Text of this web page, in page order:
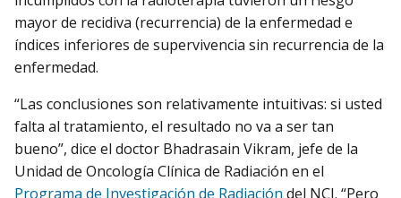
mayor de recidiva (recurrencia) de la enfermedad e
índices inferiores de supervivencia sin recurrencia de la
enfermedad.
“Las conclusiones son relativamente intuitivas: si usted
falta al tratamiento, el resultado no va a ser tan
bueno”, dice el doctor Bhadrasain Vikram, jefe de la
Unidad de Oncología Clínica de Radiación en el
Programa de Investigación de Radiación del NCI. “Pero